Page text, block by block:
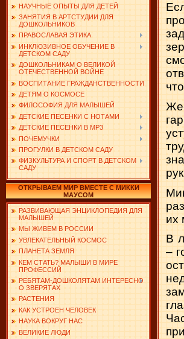
НАУЧНЫЕ ОПЫТЫ ДЛЯ ДЕТЕЙ
ЗАНЯТИЯ В АРТСТУДИИ ДЛЯ
ДОШКОЛЬНИКОВ
ПРАВОСЛАВАЯ ЭТИКА
ИНКЛЮЗИВНОЕ ОБУЧЕНИЕ В
ДЕТСКОМ САДУ
ДОШКОЛЬНИКАМ О ВЕЛИКОЙ
ОТЕЧЕСТВЕННОЙ ВОЙНЕ
ВОСПИТАНИЕ ГРАЖДАНСТВЕННОСТИ
ДЕТЯМ О КОСМОСЕ
ФИЛОСОФИЯ ДЛЯ МАЛЫШЕЙ
ДЕТСКИЕ ПЕСЕНКИ С НОТАМИ
ДЕТСКИЕ ПЕСЕНКИ В MP3
ПОЧЕМУЧКИ
ПРОГУЛКИ В ДЕТСКОМ САДУ
ФИЗКУЛЬТУРА И СПОРТ В ДЕТСКОМ
САДУ
ОТКРЫВАЕМ МИР ВМЕСТЕ С МИККИ
МАУСОМ
РАЗВИВАЮЩАЯ ЭНЦИКЛОПЕДИЯ ДЛЯ
МАЛЫШЕЙ
МЫ ЖИВЕМ В РОССИИ
УВЛЕКАТЕЛЬНЫЙ КОСМОС
ПЛАНЕТА ЗЕМЛЯ
КЕМ СТАТЬ? МАЛЫШИ В МИРЕ
ПРОФЕССИЙ
РЕБЯТАМ-ДОШКОЛЯТАМ ИНТЕРЕСНО
О ЗВЕРЯТАХ
РАСТЕНИЯ
КАК УСТРОЕН ЧЕЛОВЕК
НАУКА ВОКРУГ НАС
ВЕЛИКИЕ ЛЮДИ
их
В
–